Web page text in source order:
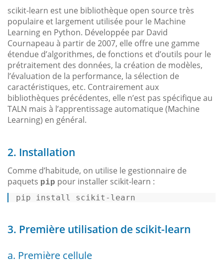
scikit-learn est une bibliothèque open source très
populaire et largement utilisée pour le Machine
Learning en Python. Développée par David
Cournapeau à partir de 2007, elle offre une gamme
étendue d’algorithmes, de fonctions et d’outils pour le
prétraitement des données, la création de modèles,
l’évaluation de la performance, la sélection de
caractéristiques, etc. Contrairement aux
bibliothèques précédentes, elle n’est pas spécifique au
TALN mais à l’apprentissage automatique (Machine
Learning) en général.
2. Installation
Comme d’habitude, on utilise le gestionnaire de
paquets pip pour installer scikit-learn :
pip install scikit-learn
3. Première utilisation de scikit-learn
a. Première cellule